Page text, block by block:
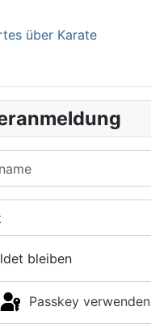
über Karate
bleiben
Passkey verwenden